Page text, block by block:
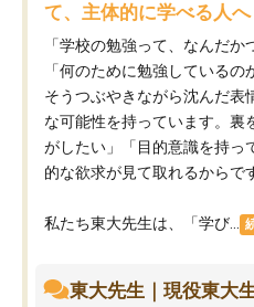
て、主体的に学べる人へ
「学校の勉強って、なんだか
「何のために勉強しているの
そうつぶやきながら沈んだ表
な可能性を持っています。裏
がしたい」「目的意識を持っ
的な欲求が見て取れるからで
私たち東大先生は、「学び...
東大先生｜現役東大